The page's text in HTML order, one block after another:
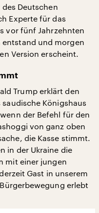
Deutschen
Experte für das
vor fünf Jahrzehnten
entstand und morgen
Version erscheint.
Trump erklärt den
Königshaus
der Befehl für den
von ganz oben
die Kasse stimmt.
in der Ukraine die
mit einer jungen
Gast in unserem
erlebt